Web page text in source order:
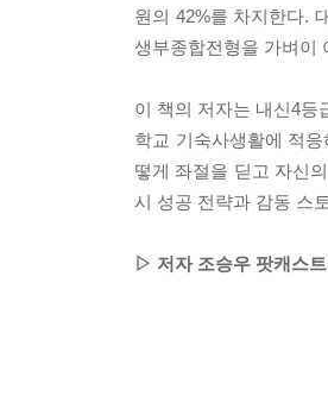
원의 42%를 차지한다.
생부종합전형을 가벼이
이 책의 저자는 내신4등
학교 기숙사생활에 적
떻게 좌절을 딛고 자신
시 성공 전략과 감동 스
▷ 저자 조승우 팟캐스트